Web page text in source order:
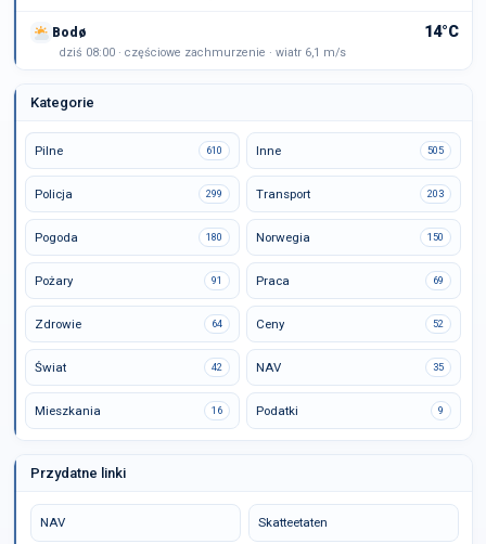
Bodø 14°C
dziś 08:00 · częściowe zachmurzenie · wiatr 6,1 m/s
Kategorie
Pilne 610 Inne 505
Policja 299 Transport 203
Pogoda 180 Norwegia 150
Pożary 91 Praca 69
Zdrowie 64 Ceny 52
Świat 42 NAV 35
Mieszkania 16 Podatki 9
Przydatne linki
NAV Skatteetaten